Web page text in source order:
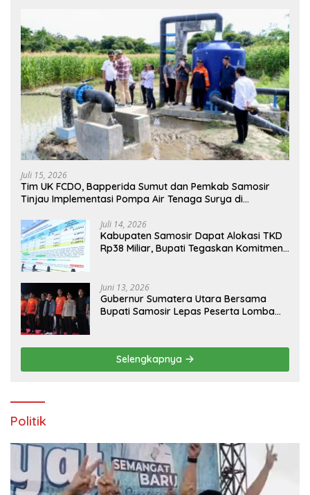
Juli 15, 2026
Tim UK FCDO, Bapperida Sumut dan Pemkab Samosir
Tinjau Implementasi Pompa Air Tenaga Surya di
Juli 14, 2026
Kabupaten Samosir Dapat Alokasi TKD
Rp38 Miliar, Bupati Tegaskan Komitmen
Juni 13, 2026
Gubernur Sumatera Utara Bersama
Bupati Samosir Lepas Peserta Lomba
Selengkapnya
Politik